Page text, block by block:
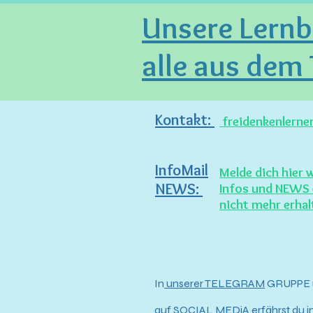
Unsere
alle aus
Kontakt:
InfoMail
NEWS:
Melde dich hier
Infos und
nicht mehr
In unserer TELEGRAM GRUPPE
aufSOCIAL MEDiA erfährst du